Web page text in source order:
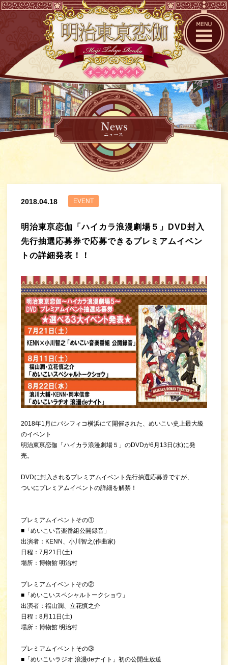
2018.04.18 EVENT
明治東亰恋伽「ハイカラ浪漫劇場５」DVD封入
先行抽選応募券で応募できるプレミアムイベン
トの詳細発表！！
2018年1月にパシフィコ横浜にて開催された、めいこい史上最大級
のイベント
明治東亰恋伽「ハイカラ浪漫劇場５」のDVDが6月13日(水)に発
売。
DVDに封入されるプレミアムイベント先行抽選応募券ですが、
ついにプレミアムイベントの詳細を解禁！
プレミアムイベントその①
■「めいこい音楽番組公開録音」
出演者：KENN、小川智之(作曲家)
日程：7月21日(土)
場所：博物館 明治村
プレミアムイベントその②
■「めいこいスペシャルトークショウ」
出演者：福山潤、立花慎之介
日程：8月11日(土)
場所：博物館 明治村
プレミアムイベントその③
■「めいこいラジオ 浪漫deナイト」初の公開生放送